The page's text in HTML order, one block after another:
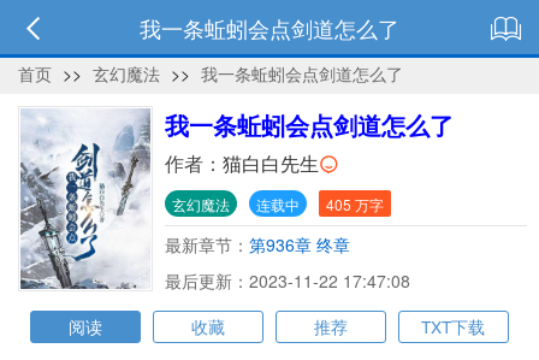
我一条蚯蚓会点剑道怎么了
首页 >> 玄幻魔法 >> 我一条蚯蚓会点剑道怎么了
我一条蚯蚓会点剑道怎么了
作者： 猫白白先生
玄幻魔法 连载中 405 万字
最新章节： 第936章 终章
最后更新：2023-11-22 17:47:08
阅读
收藏 推荐 TXT下载